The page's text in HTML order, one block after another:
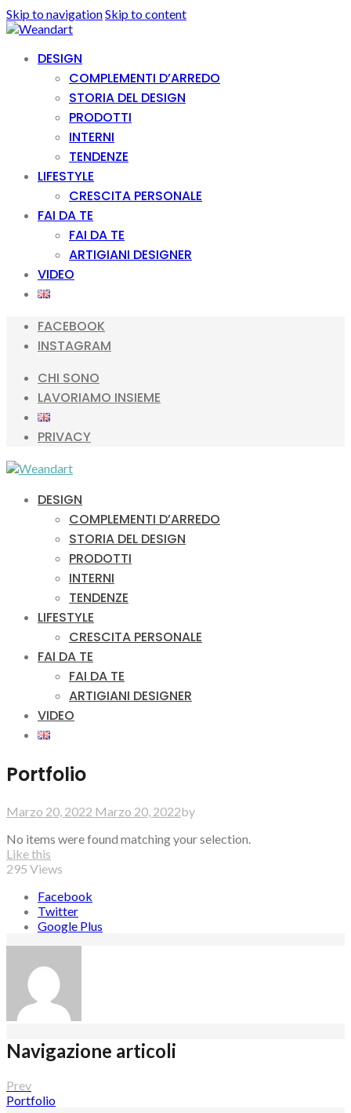
Skip to navigationSkip to content
DESIGN
COMPLEMENTI D’ARREDO
STORIA DEL DESIGN
PRODOTTI
INTERNI
TENDENZE
LIFESTYLE
CRESCITA PERSONALE
FAI DA TE
FAI DA TE
ARTIGIANI DESIGNER
VIDEO
FACEBOOK
INSTAGRAM
CHI SONO
LAVORIAMO INSIEME
PRIVACY
DESIGN
COMPLEMENTI D’ARREDO
STORIA DEL DESIGN
PRODOTTI
INTERNI
TENDENZE
LIFESTYLE
CRESCITA PERSONALE
FAI DA TE
FAI DA TE
ARTIGIANI DESIGNER
VIDEO
Portfolio
Marzo 20, 2022 Marzo 20, 2022by
No items were found matching your selection.
Like this
295 Views
Facebook
Twitter
Google Plus
Navigazione articoli
Prev
Portfolio